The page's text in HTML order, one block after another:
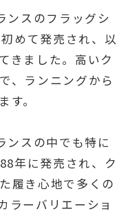
ンスのフラッグシ
めて発売され、以
きました。高いク
、ランニングから
す。
ンスの中でも特に
年に発売され、ク
履き心地で多くの
ラーバリエーショ